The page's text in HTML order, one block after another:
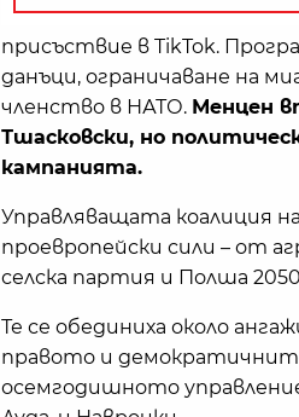
присъствие в TikTok.
данъци, ограничаване на
членство в НАТО. Менцен
Тшасковски, но
кампанията.
Управляващата коалиция
проевропейски сили – от
селска партия и Полша
Те се обединиха около
правото и
осемгодишното